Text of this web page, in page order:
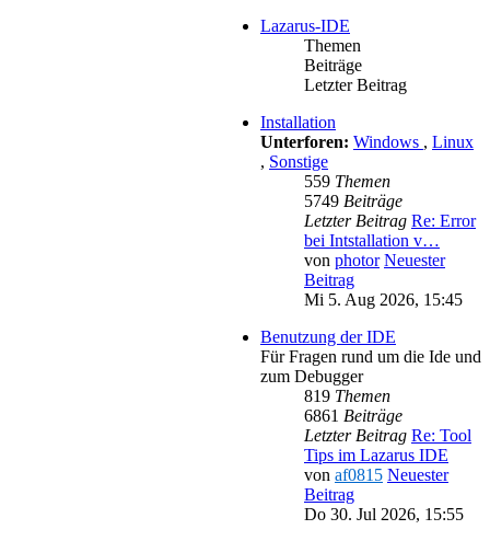
Lazarus-IDE
Themen
Beiträge
Letzter Beitrag
Installation
Unterforen: Windows , Linux
, Sonstige
559 Themen
5749 Beiträge
Letzter Beitrag Re: Error
bei Intstallation v…
von photor Neuester
Beitrag
Mi 5. Aug 2026, 15:45
Benutzung der IDE
Für Fragen rund um die Ide und
zum Debugger
819 Themen
6861 Beiträge
Letzter Beitrag Re: Tool
Tips im Lazarus IDE
von af0815 Neuester
Beitrag
Do 30. Jul 2026, 15:55